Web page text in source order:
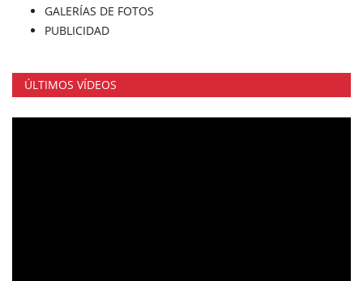
GALERÍAS DE FOTOS
PUBLICIDAD
ÚLTIMOS VÍDEOS